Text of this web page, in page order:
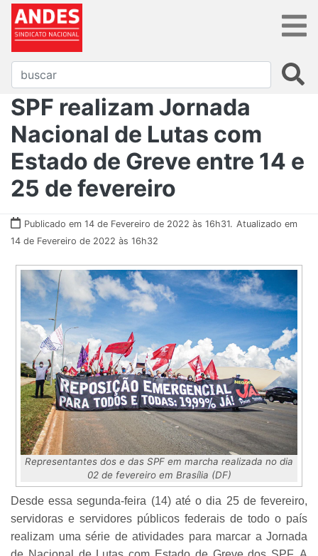
SPF realizam Jornada
Nacional de Lutas com
Estado de Greve entre 14 e
25 de fevereiro
Publicado em 14 de Fevereiro de 2022 às 16h31. Atualizado em
14 de Fevereiro de 2022 às 16h32
Representantes dos e das SPF em marcha realizada no dia
02 de fevereiro em Brasília (DF)
Desde essa segunda-feira (14) até o dia 25 de fevereiro,
servidoras e servidores públicos federais de todo o país
realizam uma série de atividades para marcar a Jornada